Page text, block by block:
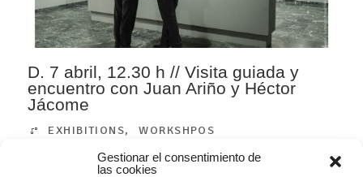
Gestionar el consentimiento de
las cookies
D. 7 abril, 12.30 h // Visita guiada y
encuentro con Juan Ariño y Héctor
Jácome
EXHIBITIONS,WORKSHPOS